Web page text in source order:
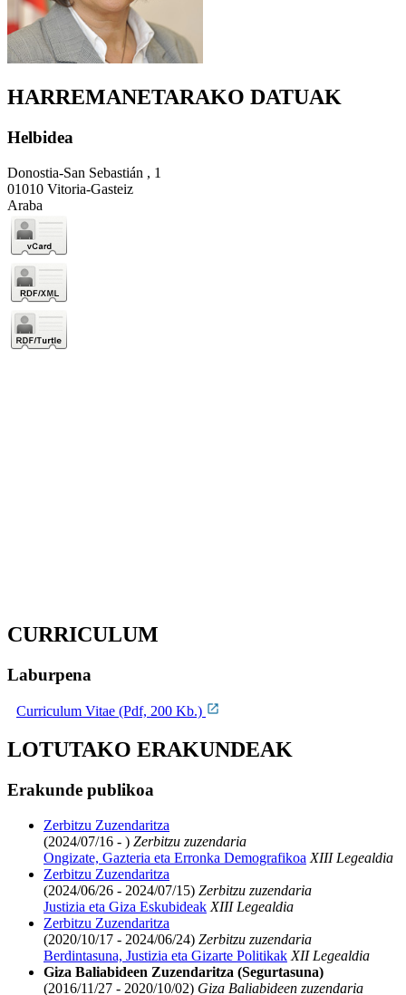
HARREMANETARAKO DATUAK
Helbidea
Donostia-San Sebastián , 1
01010 Vitoria-Gasteiz
Araba
CURRICULUM
Laburpena
Curriculum Vitae (Pdf, 200 Kb.)
LOTUTAKO ERAKUNDEAK
Erakunde publikoa
Zerbitzu Zuzendaritza
(2024/07/16 - ) Zerbitzu zuzendaria
Ongizate, Gazteria eta Erronka Demografikoa XIII Legealdia
Zerbitzu Zuzendaritza
(2024/06/26 - 2024/07/15) Zerbitzu zuzendaria
Justizia eta Giza Eskubideak XIII Legealdia
Zerbitzu Zuzendaritza
(2020/10/17 - 2024/06/24) Zerbitzu zuzendaria
Berdintasuna, Justizia eta Gizarte Politikak XII Legealdia
Giza Baliabideen Zuzendaritza (Segurtasuna)
(2016/11/27 - 2020/10/02) Giza Baliabideen zuzendaria